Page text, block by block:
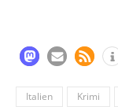
Italien Krimi